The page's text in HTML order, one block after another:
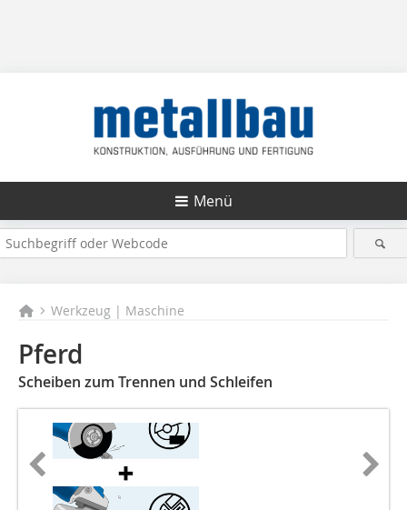
Menü
Werkzeug | Maschine
Pferd
Scheiben zum Trennen und Schleifen